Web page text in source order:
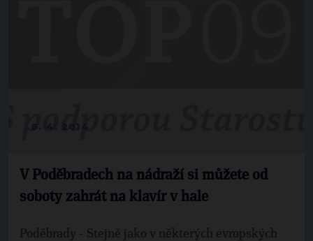
V Poděbradech na nádraží si můžete od
soboty zahrát na klavír v hale
Poděbrady - Stejně jako v některých evropských